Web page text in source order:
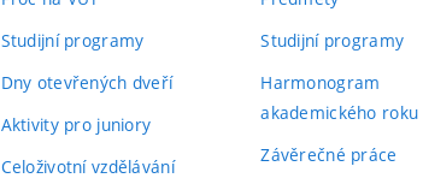
Studijní programy
Dny otevřených dveří
Aktivity pro juniory
Celoživotní vzdělávání
Studijní programy
Harmonogram
akademického roku
Závěrečné práce